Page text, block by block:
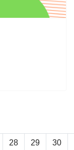
28 29 30